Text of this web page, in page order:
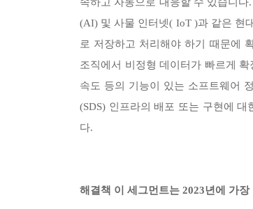
(AI) 및 사물 인터넷( IoT )과 같은 현
로 저장하고 처리해야 하기 때문에
조직에서 비정형 데이터가 빠르게
속도 등의 기능이 있는 소프트웨어
(SDS) 인프라의 배포 또는 구현에
다.
해결책 이 세그먼트는 2023년에 가